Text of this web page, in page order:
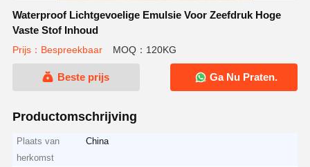
Waterproof Lichtgevoelige Emulsie Voor Zeefdruk Hoge
Vaste Stof Inhoud
Prijs：Bespreekbaar MOQ：120KG
Beste prijs Ga Nu Praten.
Productomschrijving
Plaats van
herkomst
China